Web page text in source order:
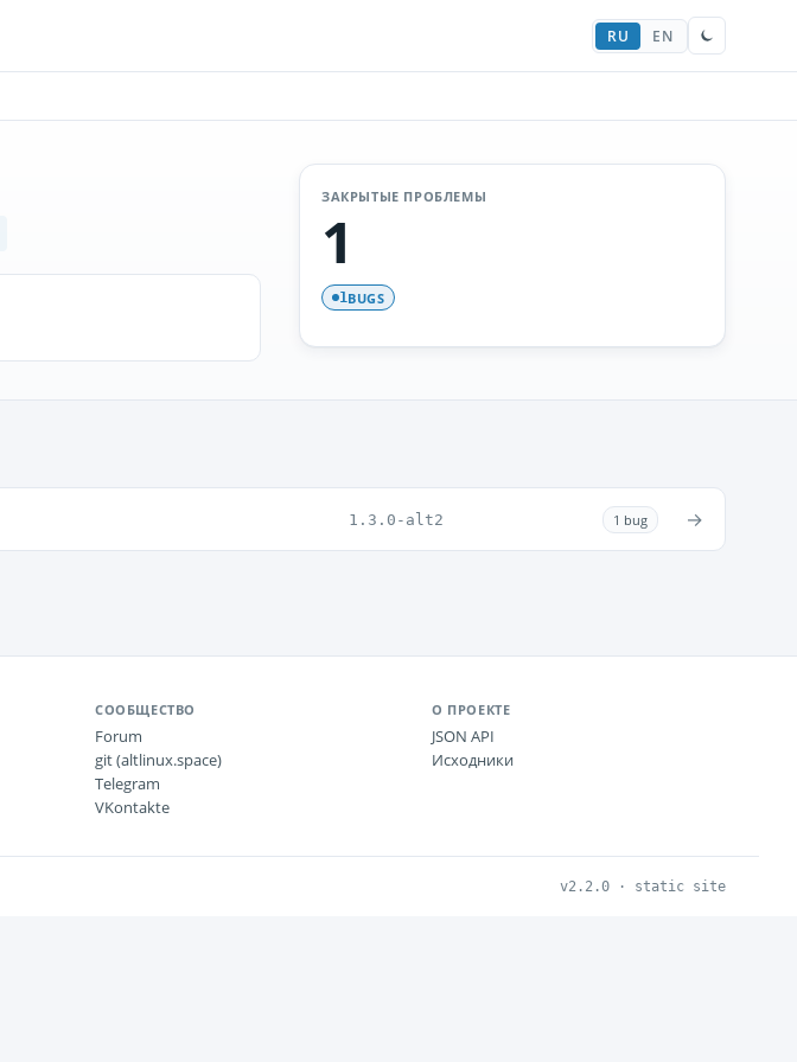
RU EN
ЗАКРЫТЫЕ ПРОБЛЕМЫ
1
1BUGS
1.3.0-alt2 1 bug →
СООБЩЕСТВО
Forum
git (altlinux.space)
Telegram
VKontakte
О ПРОЕКТЕ
JSON API
Исходники
v2.2.0 · static site